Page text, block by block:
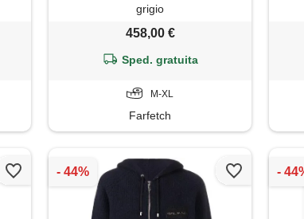
grigio
458,00 €
Sped. gratuita
M-XL
Farfetch